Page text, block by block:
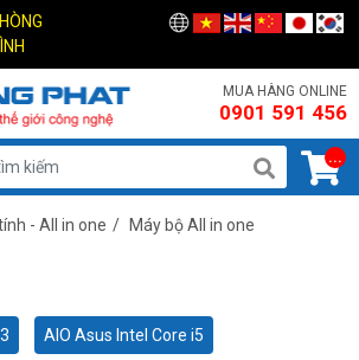
MUA HÀNG ONLINE
0901 591 456
...
- All in one / Máy bộ All in one
AIO Asus Intel Core i5